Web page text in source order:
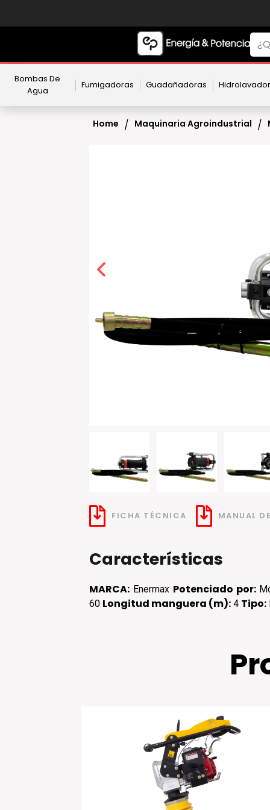
Bombas De
Agua
Fumigadoras Guadañadoras
Home / Maquinaria Agroindustrial /
FICHA TÉCNICA MANUAL
Características
MARCA: Enermax Potenciado por:
60 Longitud manguera (m): 4 Tipo: